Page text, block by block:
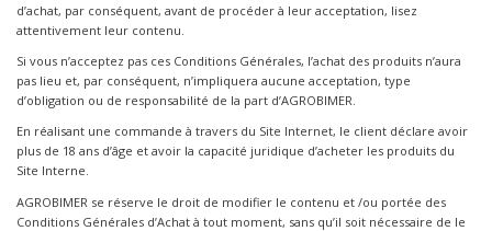
d’achat, par conséquent, avant de procéder à leur acceptation, lisez
attentivement leur contenu.
Si vous n’acceptez pas ces Conditions Générales, l’achat des produits n’aura
pas lieu et, par conséquent, n’impliquera aucune acceptation, type
d’obligation ou de responsabilité de la part d’AGROBIMER.
En réalisant une commande à travers du Site Internet, le client déclare avoir
plus de 18 ans d’âge et avoir la capacité juridique d’acheter les produits du
Site Interne.
AGROBIMER se réserve le droit de modifier le contenu et /ou portée des
Conditions Générales d’Achat à tout moment, sans qu’il soit nécessaire de le